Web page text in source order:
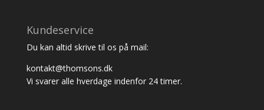
Kundeservice
Du kan altid skrive til os på mail:
kontakt@thomsons.dk
Vi svarer alle hverdage indenfor 24 timer.